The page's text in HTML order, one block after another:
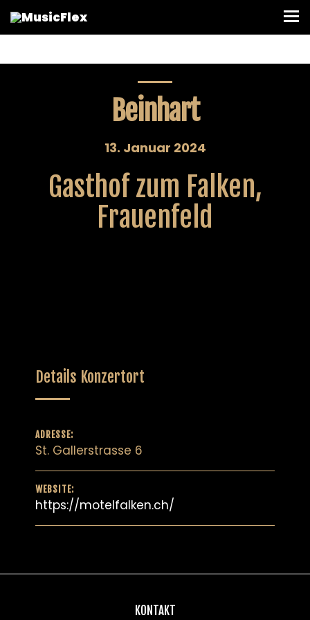
Beinhart
13. Januar 2024
Gasthof zum Falken,
Frauenfeld
Details Konzertort
ADRESSE:
St. Gallerstrasse 6
WEBSITE:
https://motelfalken.ch/
KONTAKT